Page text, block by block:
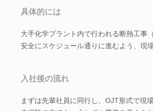
具体的には
大手化学プラント内で行われる断熱工事
安全にスケジュール通りに進むよう、現
入社後の流れ
まずは先輩社員に同行し、OJT形式で現